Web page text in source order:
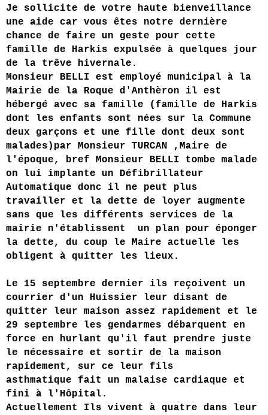
Je sollicite de votre haute bienveillance
une aide car vous êtes notre dernière
chance de faire un geste pour cette
famille de Harkis expulsée à quelques jour
de la trêve hivernale.
Monsieur BELLI est employé municipal à la
Mairie de la Roque d'Anthèron il est
hébergé avec sa famille (famille de Harkis
dont les enfants sont nées sur la Commune
deux garçons et une fille dont deux sont
malades)par Monsieur TURCAN ,Maire de
l'époque, bref Monsieur BELLI tombe malade
on lui implante un Défibrillateur
Automatique donc il ne peut plus
travailler et la dette de loyer augmente
sans que les différents services de la
mairie n'établissent un plan pour éponger
la dette, du coup le Maire actuelle les
obligent à quitter les lieux.
Le 15 septembre dernier ils reçoivent un
courrier d'un Huissier leur disant de
quitter leur maison assez rapidement et le
29 septembre les gendarmes débarquent en
force en hurlant qu'il faut prendre juste
le nécessaire et sortir de la maison
rapidement, sur ce leur fils
asthmatique fait un malaise cardiaque et
fini à l'Hôpital.
Actuellement Ils vivent à quatre dans leur